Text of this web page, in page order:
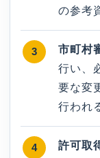
の参考
市町村
行い、
要な変
行われ
許可取